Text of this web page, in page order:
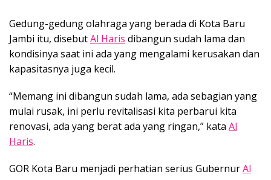
Gedung-gedung olahraga yang berada di Kota Baru
Jambi itu, disebutAl Haris dibangun sudah lama dan
kondisinya saat ini ada yang mengalami kerusakan dan
kapasitasnya juga kecil.
“Memang ini dibangun sudah lama, ada sebagian yang
mulai rusak, ini perlu revitalisasi kita perbarui kita
renovasi, ada yang berat ada yang ringan,” kata Al
Haris.
GOR Kota Baru menjadi perhatian serius GubernurAl